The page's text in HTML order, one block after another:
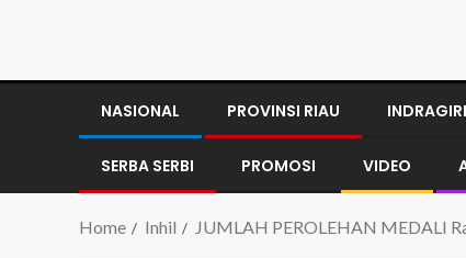
NASIONAL PROVINSI RIAU
SERBA SERBI PROMOSI VIDEO
Home Inhil JUMLAH PEROLEHAN MEDALI